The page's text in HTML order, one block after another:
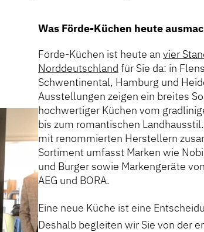
Was Förde-Küchen heute
Förde-Küchen ist heute an vier
Norddeutschland für Sie da: in
Schwentinental, Hamburg und
Ausstellungen zeigen ein breites
hochwertiger Küchen vom
bis zum romantischen
mit renommierten Herstellern
Sortiment umfasst Marken wie
und Burger sowie Markengeräte
AEG und BORA.
Eine neue Küche ist eine
Deshalb begleiten wir Sie von der